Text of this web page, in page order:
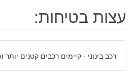
עצות בטיחות:
רכב בינוני - קיימים רכבים קטנים יותר